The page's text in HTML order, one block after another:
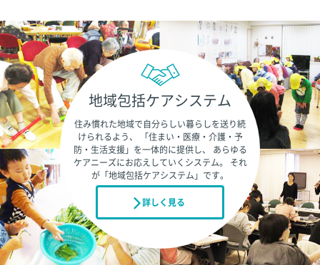
地域包括ケアシステム
住み慣れた地域で自分らしい暮らしを送り続
けられるよう、
「住まい・医療・介護・予
防・生活支援」を一体的に提供し、
あらゆる
ケアニーズにお応えしていくシステム。 それ
が「地域包括ケアシステム」です。
詳しく見る